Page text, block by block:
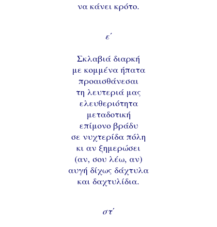
να κάνει κρότο.
ε΄
Σκλαβιά διαρκή
με κομμένα ήπατα
προαισθάνεσαι
τη λευτεριά μας
ελευθεριότητα
μεταδοτική
επίμονο βράδυ
σε νυχτερίδα πόλη
κι αν ξημερώσει
(αν, σου λέω, αν)
αυγή δίχως δάχτυλα
και δαχτυλίδια.
στ΄